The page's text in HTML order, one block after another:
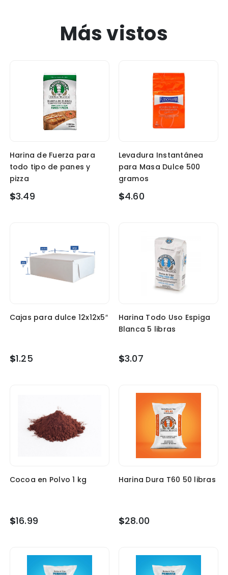
Más vistos
Harina de Fuerza para
todo tipo de panes y
pizza
$3.49
Levadura Instantánea
para Masa Dulce 500
gramos
$4.60
Cajas para dulce 12x12x5″
$1.25
Harina Todo Uso Espiga
Blanca 5 libras
$3.07
Cocoa en Polvo 1 kg
$16.99
Harina Dura T60 50 libras
$28.00